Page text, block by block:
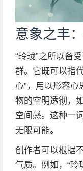
意象之丰
“玲珑”之所以备
群。它既可以指
心”，用以形容
物的空明透彻，
空间感。这种一
无限可能。
创作者可以根据
气质。例如，“玲